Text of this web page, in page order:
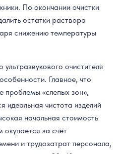
По окончании очистки
остатки раствора
снижению температуры
очистителя
Главное, что
проблемы «слепых зон»,
идеальная чистота изделий
начальная стоимость
за счёт
и трудозатрат персонала,